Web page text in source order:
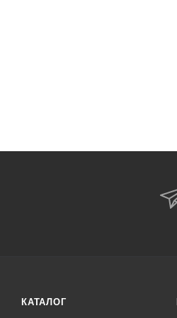
КАТАЛОГ